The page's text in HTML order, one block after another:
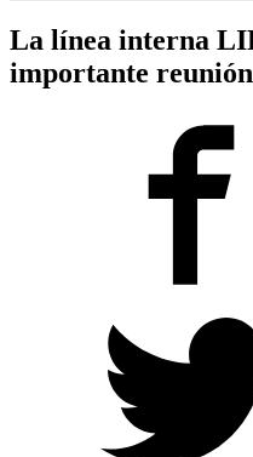
La línea interna
importante